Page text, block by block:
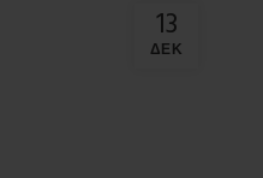
13
ΔΕΚ